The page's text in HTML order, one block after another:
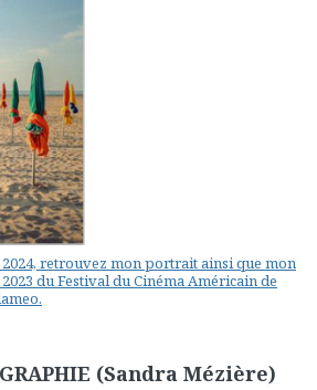
retrouvez mon portrait ainsi que mon
du Festival du Cinéma Américain de
(Sandra Mézière)